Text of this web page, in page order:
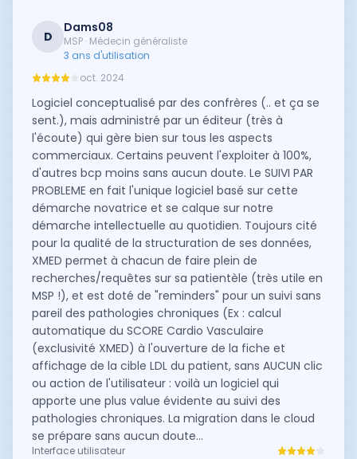
D
Dams08
MSP · Médecin généraliste
3 ans d'utilisation
oct. 2024
Logiciel conceptualisé par des confrères (.. et ça se
sent.), mais administré par un éditeur (très à
l'écoute) qui gère bien sur tous les aspects
commerciaux. Certains peuvent l'exploiter à 100%,
d'autres bcp moins sans aucun doute. Le SUIVI PAR
PROBLEME en fait l'unique logiciel basé sur cette
démarche novatrice et se calque sur notre
démarche intellectuelle au quotidien. Toujours cité
pour la qualité de la structuration de ses données,
XMED permet à chacun de faire plein de
recherches/requêtes sur sa patientèle (très utile en
MSP !), et est doté de "reminders" pour un suivi sans
pareil des pathologies chroniques (Ex : calcul
automatique du SCORE Cardio Vasculaire
(exclusivité XMED) à l'ouverture de la fiche et
affichage de la cible LDL du patient, sans AUCUN clic
ou action de l'utilisateur : voilà un logiciel qui
apporte une plus value évidente au suivi des
pathologies chroniques. La migration dans le cloud
se prépare sans aucun doute...
Interface utilisateur